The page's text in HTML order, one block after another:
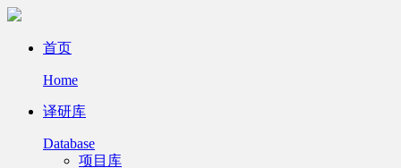
首页
Home
译研库
Database
项目库